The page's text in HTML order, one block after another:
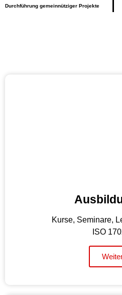
Durchführung gemeinnütziger Projekte
Kurse, Seminare,
ISO